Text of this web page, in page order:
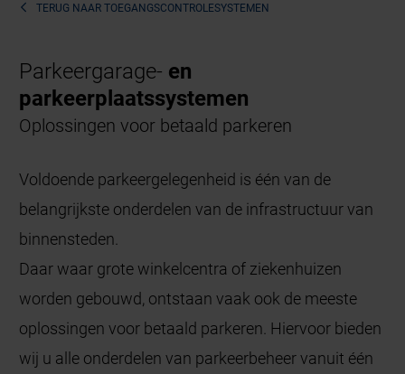
TERUG NAARTOEGANGSCONTROLESYSTEMEN
Parkeergarage- en
parkeerplaatssystemen
Oplossingen voor betaald parkeren
Voldoende parkeergelegenheid is één van de
belangrijkste onderdelen van de infrastructuur van
binnensteden.
Daar waar grote winkelcentra of ziekenhuizen
worden gebouwd, ontstaan vaak ook de meeste
oplossingen voor betaald parkeren. Hiervoor bieden
wij u alle onderdelen van parkeerbeheer vanuit één